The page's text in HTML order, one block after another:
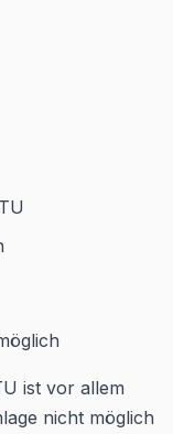
ist vor allem
nicht möglich